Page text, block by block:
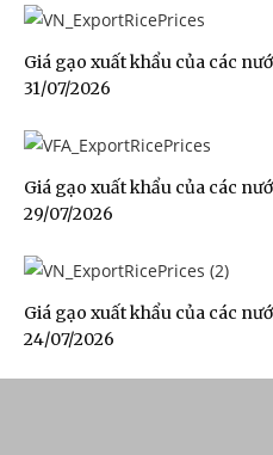
Giá gạo xuất khẩu của các
31/07/2026
Giá gạo xuất khẩu của các
29/07/2026
Giá gạo xuất khẩu của các
24/07/2026